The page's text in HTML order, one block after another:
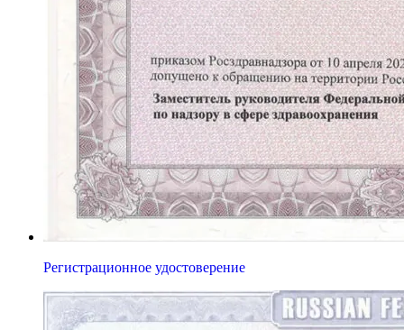
Регистрационное удостоверение